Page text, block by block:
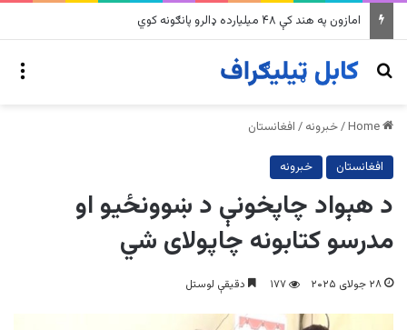
په وینزویلا کې زورورو زلزلو پراخ زیانونه اړولي
Search for
/خبرونه / افغانستان
افغانستان خبرونه
د هېواد چاپخونې د ښوونځیو او
مدرسو کتابونه چاپولای شي
۲۸ جولای ۲۰۲۵ ۱۷۷ دقیقې لوستل